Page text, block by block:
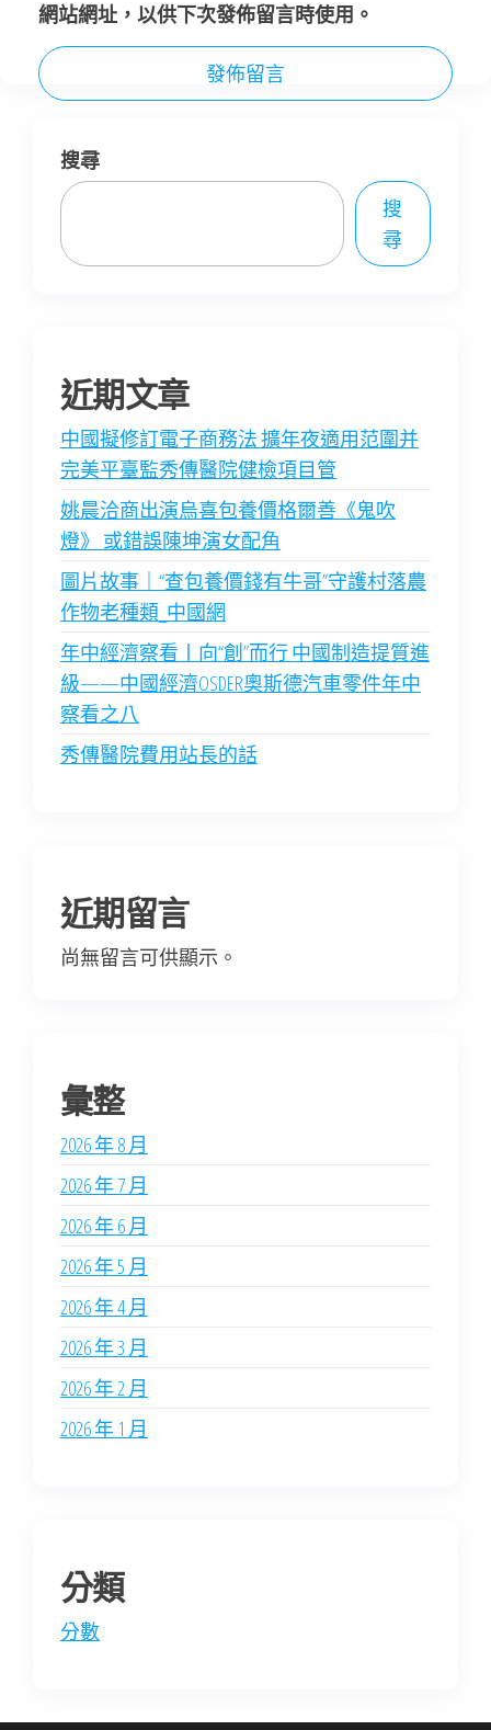
網站網址，以供下次發佈留言時使用。
搜尋
搜
尋
近期文章
中國擬修訂電子商務法 擴年夜適用范圍并
完美平臺監秀傳醫院健檢項目管
姚晨洽商出演烏喜包養價格爾善《鬼吹
燈》 或錯誤陳坤演女配角
圖片故事｜“查包養價錢有牛哥”守護村落農
作物老種類_中國網
年中經濟察看丨向“創”而行 中國制造提質進
級——中國經濟OSDER奧斯德汽車零件年中
察看之八
秀傳醫院費用站長的話
近期留言
尚無留言可供顯示。
彙整
2026 年 8 月
2026 年 7 月
2026 年 6 月
2026 年 5 月
2026 年 4 月
2026 年 3 月
2026 年 2 月
2026 年 1 月
分類
分數